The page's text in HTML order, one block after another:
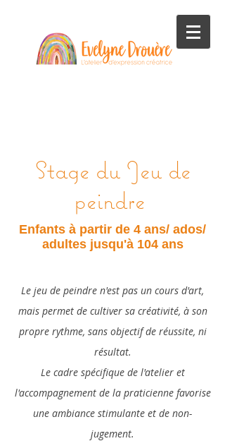
Stage du Jeu de
peindre
Enfants à partir de 4 ans/ ados/
adultes jusqu'à 104 ans
Le jeu de peindre n'est pas un cours d'art,
mais permet de cultiver sa créativité, à son
propre rythme, sans objectif de réussite, ni
résultat.
Le cadre spécifique de l'atelier et
l'accompagnement de la praticienne favorise
une ambiance stimulante et de non-
jugement.